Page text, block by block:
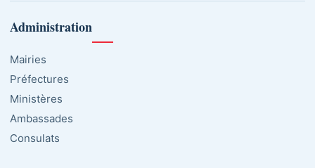
Administration
Mairies
Préfectures
Ministères
Ambassades
Consulats